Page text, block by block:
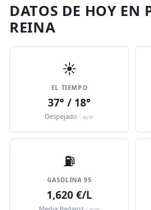
DATOS DE HOY EN
REINA
☀️
EL TIEMPO
37° / 18°
Despejado · ayer
⛽️
GASOLINA 95
1,620 €/L